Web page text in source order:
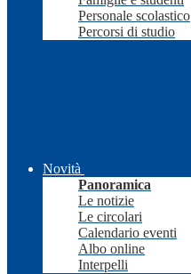
Personale scolastico
Percorsi di studio
Novità
Panoramica
Le notizie
Le circolari
Calendario eventi
Albo online
Interpelli